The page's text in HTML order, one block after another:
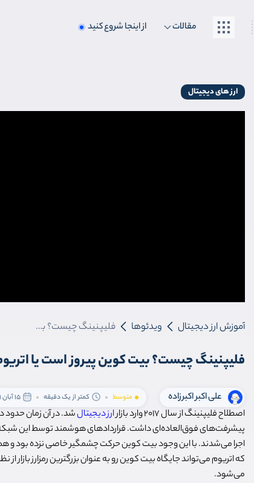
مقالات از اینجا شروع کنید
ارز های دیجیتال
آموزش ارز دیجیتال ویدئوها فلیپنینگ چیست؟ بیت کوین پیروز است یا اتریوم؟
فلیپنینگ چیست؟ بیت کوین پیروز است یا
علی اکبر اکبرزاده متوسط کمتر از یک دقیقه 15 آبان 1401
اصطلاح فلیپنینگ از سال 2017 وارد بازار ارز دیجیتالشد. در آن زمان حدود
پیشرفت‌های فوق‌العاده‌ای داشت. قراردادهای هوشمند توسط این شبکه
اجرا می‌شدند. با این وجود بیت کوین حرکت چشمگیر خاصی نزده بود و
که اتریوم می‌تواند جایگاه بیت کوین رو به عنوان بزرگترین رمزارز بازار از
می‌شود.